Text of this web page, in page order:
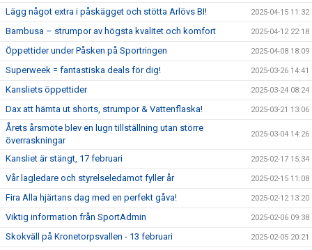
Lägg något extra i påskägget och stötta Arlövs BI! 2025-04-15 11:32
Bambusa – strumpor av högsta kvalitet och komfort 2025-04-12 22:18
Öppettider under Påsken på Sportringen 2025-04-08 18:09
Superweek = fantastiska deals för dig! 2025-03-26 14:41
Kansliets öppettider 2025-03-24 08:24
Dax att hämta ut shorts, strumpor & Vattenflaska! 2025-03-21 13:06
Årets årsmöte blev en lugn tillställning utan större
överraskningar
2025-03-04 14:26
Kansliet är stängt, 17 februari 2025-02-17 15:34
Vår lagledare och styrelseledamot fyller år 2025-02-15 11:08
Fira Alla hjärtans dag med en perfekt gåva! 2025-02-12 13:20
Viktig information från SportAdmin 2025-02-06 09:38
Skokväll på Kronetorpsvallen - 13 februari 2025-02-05 20:21